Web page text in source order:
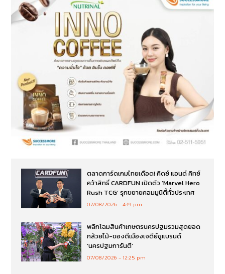
ตลาดการ์ดเกมไทยเดือด! คิดซ์ แอนด์ คิทซ์
คว้าสิทธิ์ CARDFUN เปิดตัว ‘Marvel Hero
Rush TCG’ รุกขยายคอมมูนิตี้ทั่วประเทศ
07/08/2026 4:19 pm
พลิกโฉมสินค้าเกษตรนครปฐมรวมสุดยอด
กล้วยไม้-ของดีเมืองเจดีย์ชูแบรนด์
‘นครปฐมการันตี’
07/08/2026 12:25 pm